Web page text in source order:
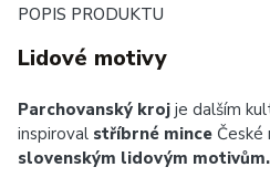
POPIS PRODUKTU
Lidové motivy
Parchovanský kroj je dalším
inspiroval stříbrné mince České
slovenským lidovým motivům.